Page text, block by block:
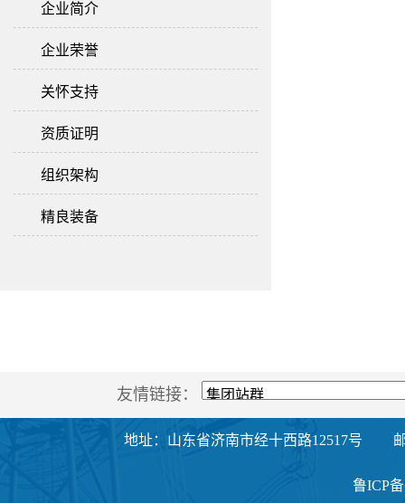
企业简介
企业荣誉
关怀支持
资质证明
组织架构
精良装备
友情链接：
地址：山东省济南市经十西路12517号
鲁ICP